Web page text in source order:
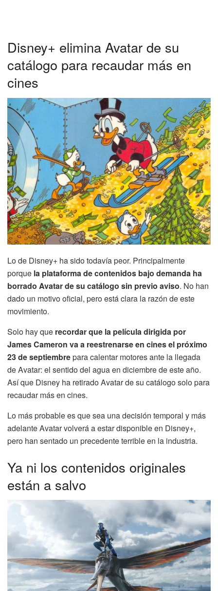
Disney+ elimina Avatar de su
catálogo para recaudar más en
cines
Lo de Disney+ ha sido todavía peor. Principalmente
porque la plataforma de contenidos bajo demanda ha
borrado Avatar de su catálogo sin previo aviso. No han
dado un motivo oficial, pero está clara la razón de este
movimiento.
Solo hay que recordar que la película dirigida por
James Cameron va a reestrenarse en cines el próximo
23 de septiembrepara calentar motores ante la llegada
de Avatar: el sentido del agua en diciembre de este año.
Así que Disney ha retirado Avatar de su catálogo solo para
recaudar más en cines.
Lo más probable es que sea una decisión temporal y más
adelante Avatar volverá a estar disponible en Disney+,
pero han sentado un precedente terrible en la industria.
Ya ni los contenidos originales
están a salvo